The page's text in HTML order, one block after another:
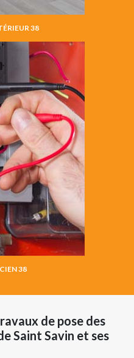
38
38
de pose des
Saint Savin et ses